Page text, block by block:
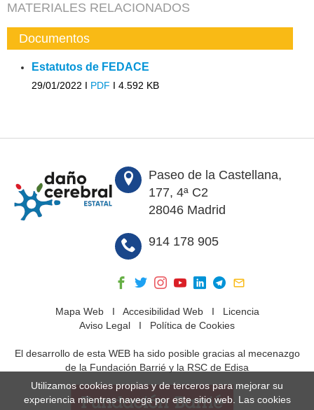
MATERIALES RELACIONADOS
Documentos
Estatutos de FEDACE
29/01/2022 I PDF I 4.592 KB
Paseo de la Castellana,
177, 4ª C2
28046 Madrid
914 178 905
Mapa WebI Accesibilidad WebI Licencia
Aviso Legal I Política de Cookies
El desarrollo de esta WEB ha sido posible gracias al mecenazgo
de la Fundación Barrié y la RSC de Edisa
Utilizamos cookies propias y de terceros para mejorar su
experiencia mientras navega por este sitio web. Las cookies